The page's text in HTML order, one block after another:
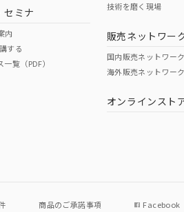
ページへ
ください
セミナ
内
する
覧（PDF）
技術を磨く現場
販売ネットワー
国内販売ネットワーク
海外販売ネットワーク
オンラインスト
商品のご承諾事項 Facebook